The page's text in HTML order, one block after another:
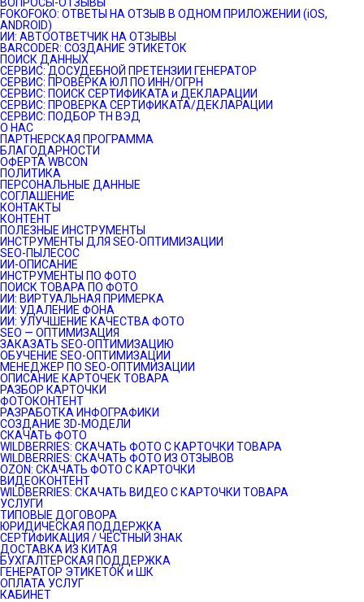
FOKOFOKO: ОТВЕТЫ НА ОТЗЫВ В ОДНОМ ПРИЛОЖЕНИИ (iOS,
ANDROID)
ИИ: АВТООТВЕТЧИК НА ОТЗЫВЫ
BARCODER: СОЗДАНИЕ ЭТИКЕТОК
ПОИСК ДАННЫХ
СЕРВИС: ДОСУДЕБНОЙ ПРЕТЕНЗИИ ГЕНЕРАТОР
СЕРВИС: ПРОВЕРКА ЮЛ ПО ИНН/ОГРН
СЕРВИС: ПОИСК СЕРТИФИКАТА и ДЕКЛАРАЦИИ
СЕРВИС: ПРОВЕРКА СЕРТИФИКАТА/ДЕКЛАРАЦИИ
СЕРВИС: ПОДБОР ТН ВЭД
О НАС
ПАРТНЕРСКАЯ ПРОГРАММА
БЛАГОДАРНОСТИ
ОФЕРТА WBCON
ПОЛИТИКА
ПЕРСОНАЛЬНЫЕ ДАННЫЕ
СОГЛАШЕНИЕ
КОНТАКТЫ
КОНТЕНТ
ПОЛЕЗНЫЕ ИНСТРУМЕНТЫ
ИНСТРУМЕНТЫ ДЛЯ SEO-ОПТИМИЗАЦИИ
SEO-ПЫЛЕСОС
ИИ-ОПИСАНИЕ
ИНСТРУМЕНТЫ ПО ФОТО
ПОИСК ТОВАРА ПО ФОТО
ИИ: ВИРТУАЛЬНАЯ ПРИМЕРКА
ИИ: УДАЛЕНИЕ ФОНА
ИИ: УЛУЧШЕНИЕ КАЧЕСТВА ФОТО
SEO — ОПТИМИЗАЦИЯ
ЗАКАЗАТЬ SEO-ОПТИМИЗАЦИЮ
ОБУЧЕНИЕ SEO-ОПТИМИЗАЦИИ
МЕНЕДЖЕР ПО SEO-ОПТИМИЗАЦИИ
ОПИСАНИЕ КАРТОЧЕК ТОВАРА
РАЗБОР КАРТОЧКИ
ФОТОКОНТЕНТ
РАЗРАБОТКА ИНФОГРАФИКИ
СОЗДАНИЕ 3D-МОДЕЛИ
СКАЧАТЬ ФОТО
WILDBERRIES: СКАЧАТЬ ФОТО С КАРТОЧКИ ТОВАРА
WILDBERRIES: СКАЧАТЬ ФОТО ИЗ ОТЗЫВОВ
OZON: СКАЧАТЬ ФОТО С КАРТОЧКИ
ВИДЕОКОНТЕНТ
WILDBERRIES: СКАЧАТЬ ВИДЕО С КАРТОЧКИ ТОВАРА
УСЛУГИ
ТИПОВЫЕ ДОГОВОРА
ЮРИДИЧЕСКАЯ ПОДДЕРЖКА
СЕРТИФИКАЦИЯ / ЧЕСТНЫЙ ЗНАК
ДОСТАВКА ИЗ КИТАЯ
БУХГАЛТЕРСКАЯ ПОДДЕРЖКА
ГЕНЕРАТОР ЭТИКЕТОК и ШК
ОПЛАТА УСЛУГ
КАБИНЕТ